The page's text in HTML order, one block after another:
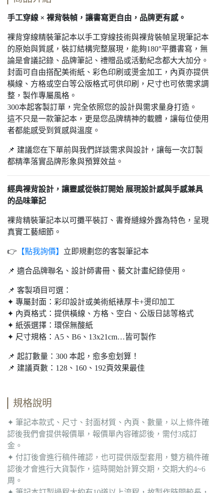
手工穿線 × 裸背裝幀，讓書寫更自由，品牌更有感。
裸背穿線精裝筆記本以手工穿線技術與裸背裝幀呈現筆記本
的原始與質感，裝訂結構完整展現，能夠180°平攤書寫，無
論是會議記錄、品牌筆記、禮贈品或活動紀念都大大加分。
封面可自由搭配美術紙、彩色印刷或燙金加工，內頁亦提供
橫線、方格或空白等公版格式可供印刷，尺寸也可依需求調
整，製作專屬風格。
300本起客製訂單，完全依照您的設計與需求量身打造。
這不只是一款筆記本，更是您品牌精神的載體，讓每位使用
者都能感受到質感與溫度。
📌 建議您在下單前與我們詳談需求與設計，讓每一次訂製
都精準落實品牌形象與預算效益。
經典裸背設計，讓靈感從裝訂開始 展現設計感與手感兼具
的品味筆記
裸背精裝筆記本以可攤平裝訂、書脊縫線外露為特色，呈現
真實工藝細節。
👉 【點我詢價】 立即規劃您的客製筆記本
📌 適合品牌聯名、設計師書冊、藝文計畫紀錄使用。
📌 客製項目可選：
✦ 專屬封面：彩印設計或美術紙裱厚卡+燙印加工
✦ 內頁格式：提供橫線、方格、空白、公版日誌等格式
✦ 紙張選擇：環保無酸紙
✦ 尺寸規格：A5、B6、13x21cm…皆可製作
📌 起訂數量：300 本起，愈多愈划算！
📌 建議頁數：128、160、192頁效果最佳
規格說明
✦ 筆記本款式、尺寸、封面材質、內頁、數量，以上條件確
認後我們會提供報價單，報價單內容確認後，需付3成訂
金。
✦ 付訂後會進行稿件確認，也可提供版型套用，雙方稿件確
認後才會進行大貨製作，這時開始計算交期，交期大約4~6
周。